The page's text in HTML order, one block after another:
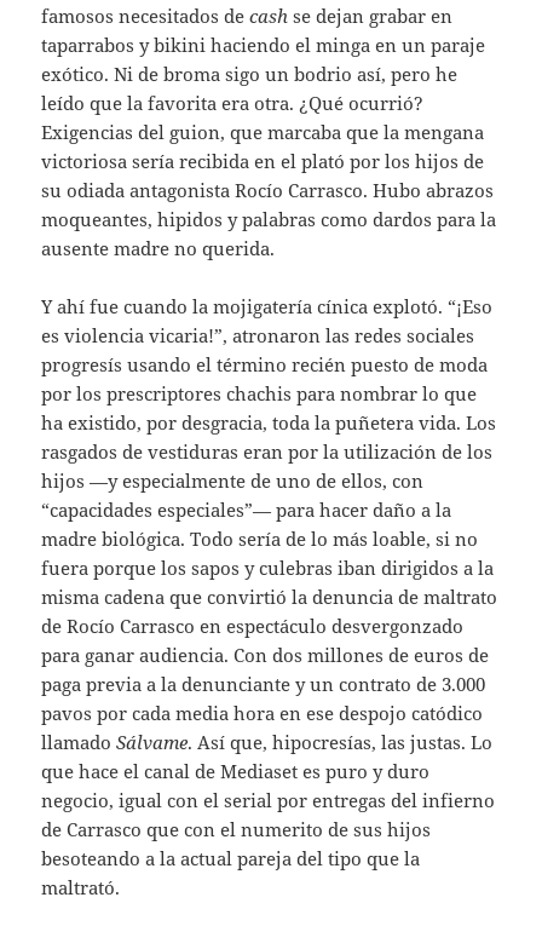
famosos necesitados decash se dejan grabar en
taparrabos y bikini haciendo el minga en un paraje
exótico. Ni de broma sigo un bodrio así, pero he
leído que la favorita era otra. ¿Qué ocurrió?
Exigencias del guion, que marcaba que la mengana
victoriosa sería recibida en el plató por los hijos de
su odiada antagonista Rocío Carrasco. Hubo abrazos
moqueantes, hipidos y palabras como dardos para la
ausente madre no querida.
Y ahí fue cuando la mojigatería cínica explotó. “¡Eso
es violencia vicaria!”, atronaron las redes sociales
progresís usando el término recién puesto de moda
por los prescriptores chachis para nombrar lo que
ha existido, por desgracia, toda la puñetera vida. Los
rasgados de vestiduras eran por la utilización de los
hijos —y especialmente de uno de ellos, con
“capacidades especiales”— para hacer daño a la
madre biológica. Todo sería de lo más loable, si no
fuera porque los sapos y culebras iban dirigidos a la
misma cadena que convirtió la denuncia de maltrato
de Rocío Carrasco en espectáculo desvergonzado
para ganar audiencia. Con dos millones de euros de
paga previa a la denunciante y un contrato de 3.000
pavos por cada media hora en ese despojo catódico
llamadoSálvame. Así que, hipocresías, las justas. Lo
que hace el canal de Mediaset es puro y duro
negocio, igual con el serial por entregas del infierno
de Carrasco que con el numerito de sus hijos
besoteando a la actual pareja del tipo que la
maltrató.